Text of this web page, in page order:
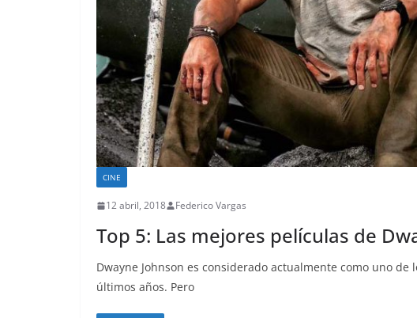
CINE
12 abril, 2018 Federico Vargas
Top 5: Las mejores películas de
Dwayne Johnson es considerado actualmente como uno
últimos años. Pero